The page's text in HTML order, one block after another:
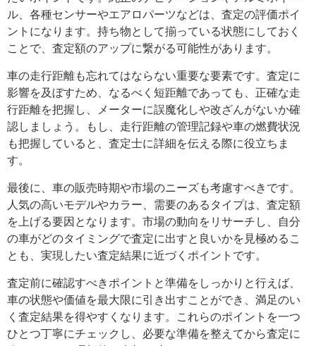
ル、各種センサーやエアロパーツなどは、査定の評価ポイ
ントになります。持ち物として揃っている状態にしておく
ことで、査定額のアップに繋がる可能性があります。
車の走行距離も忘れてはならない重要な要素です。査定に
影響を及ぼすため、なるべく短距離であっても、正確な走
行距離を把握し、メーターに誤魔化しや改ざんがないか確
認しましょう。もし、走行距離の管理記録や車の燃費状況
も把握していると、査定士に詳細を伝える際に役立ちま
す。
最後に、車の販売時期や市場のニーズも考慮すべきです。
人気の高いモデルやカラー、需要のあるタイプは、査定額
を上げる要因となります。市場の動向をリサーチし、自分
の車がどのタイミングで査定に出すと良いかを見極めるこ
とも、実現したい査定結果に近づくポイントです。
査定前に確認すべきポイントと準備をしっかりと行えば、
車の状態や価値を最大限に引き出すことができ、満足のい
く査定結果を得やすくなります。これらのポイントを一つ
ひとつ丁寧にチェックし、必要な準備を整えてから査定に